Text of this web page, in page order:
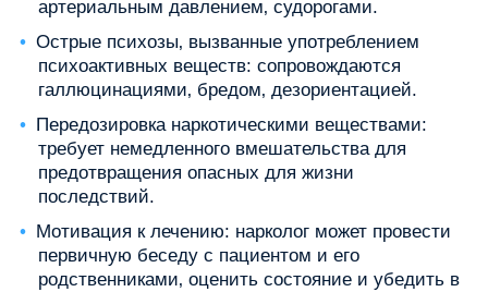
артериальным давлением‚ судорогами.
Острые психозы‚ вызванные употреблением
психоактивных веществ: сопровождаются
галлюцинациями‚ бредом‚ дезориентацией.
Передозировка наркотическими веществами:
требует немедленного вмешательства для
предотвращения опасных для жизни
последствий.
Мотивация к лечению: нарколог может провести
первичную беседу с пациентом и его
родственниками‚ оценить состояние и убедить в